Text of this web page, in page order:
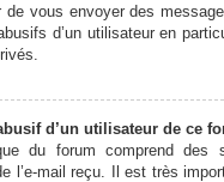
de vous envoyer des
d’un utilisateur en
d’un utilisateur de ce
du forum comprend
l’e-mail reçu. Il est très